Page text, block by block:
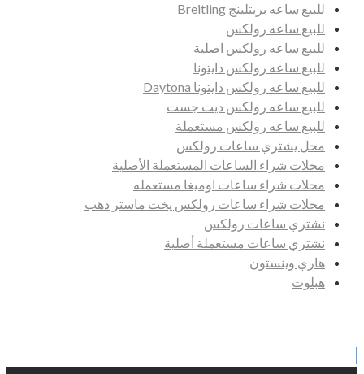
للبيع ساعه بريتلينج Breitling
للبيع ساعه رولكس
للبيع ساعه رولكس اصلية
للبيع ساعه رولكس دايتونا
للبيع ساعه رولكس دايتونا Daytona
للبيع ساعه رولكس ديت جست
للبيع ساعه رولكس مستعملة
محل يشتري ساعات رولكس
محلات شراء الساعات المستعملة الأصلية
محلات شراء ساعات اوميغا مستعمله
محلات شراء ساعات رولكس يخت ماستر ذهب
نشتري ساعات رولكس
نشتري ساعات مستعملة أصلية
هاري وينستون
هبلوت